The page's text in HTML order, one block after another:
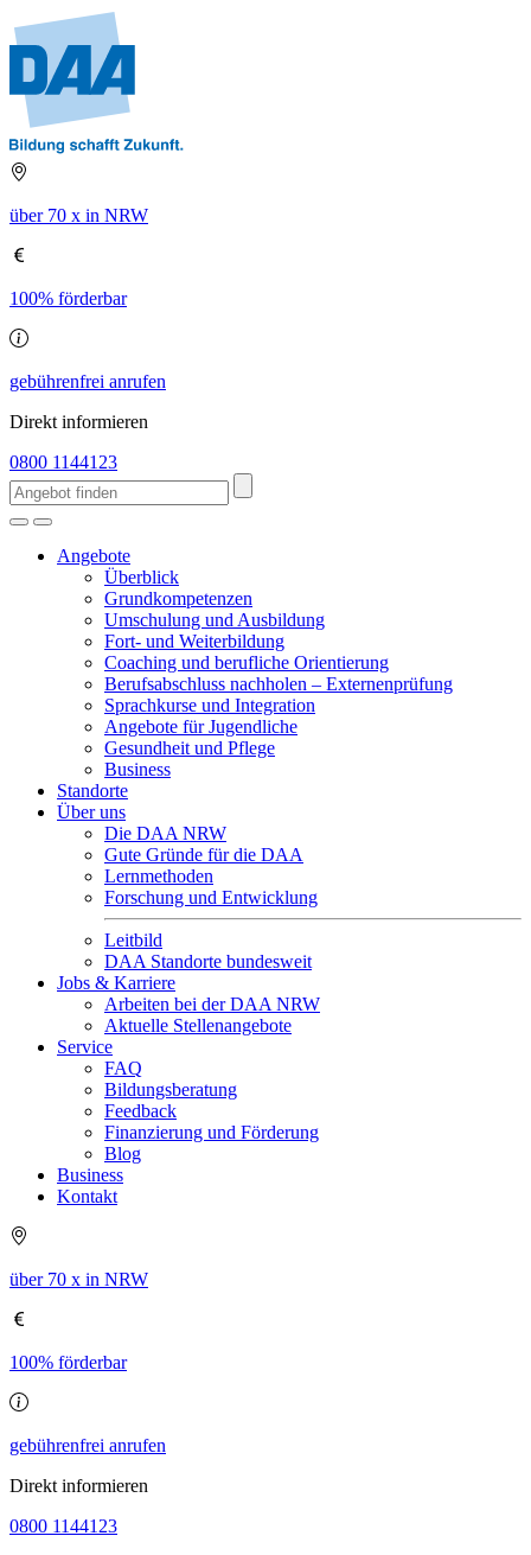
über 70 x in NRW
100% förderbar
gebührenfrei anrufen
Direkt informieren
0800 1144123
Angebote
Überblick
Grundkompetenzen
Umschulung und Ausbildung
Fort- und Weiterbildung
Coaching und berufliche Orientierung
Berufsabschluss nachholen – Externenprüfung
Sprachkurse und Integration
Angebote für Jugendliche
Gesundheit und Pflege
Business
Standorte
Über uns
Die DAA NRW
Gute Gründe für die DAA
Lernmethoden
Forschung und Entwicklung
Leitbild
DAA Standorte bundesweit
Jobs & Karriere
Arbeiten bei der DAA NRW
Aktuelle Stellenangebote
Service
FAQ
Bildungsberatung
Feedback
Finanzierung und Förderung
Blog
Business
Kontakt
über 70 x in NRW
100% förderbar
gebührenfrei anrufen
Direkt informieren
0800 1144123